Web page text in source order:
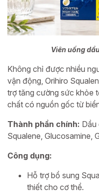
Viên uống
Không chỉ được nhiều
vận động, Orihiro
trợ tăng cường sức khỏe
chất có nguồn gốc từ
Thành phần chính: Dầu
Squalene, Glucosamine,
Công dụng:
Hỗ trợ bổ sung
thiết cho cơ thể.